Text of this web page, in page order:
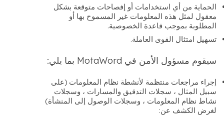
الحماية من أي استخدامات أو إفصاحات متوقعة بشكل
معقول لمثل هذه المعلومات غير المسموح بها أو
المطلوبة بموجب قاعدة الخصوصية.
تسهيل امتثال القوى العاملة.
سيقوم مسؤول الأمن في MotaWord بما يلي:
إجراء مراجعات منتظمة لأنشطة نظام المعلومات (على
سبيل المثال ، سجلات التدقيق والمسارات ، وسجلات
نشاط نظام المعلومات ، وسجلات الوصول إلى المنشأة)
لغرض الكشف عن: